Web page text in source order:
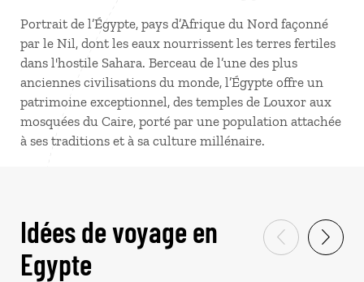
Portrait de l’Égypte, pays d’Afrique du Nord façonné
par le Nil, dont les eaux nourrissent les terres fertiles
dans l'hostile Sahara. Berceau de l’une des plus
anciennes civilisations du monde, l’Égypte offre un
patrimoine exceptionnel, des temples de Louxor aux
mosquées du Caire, porté par une population attachée
à ses traditions et à sa culture millénaire.
Idées de voyage en
Egypte